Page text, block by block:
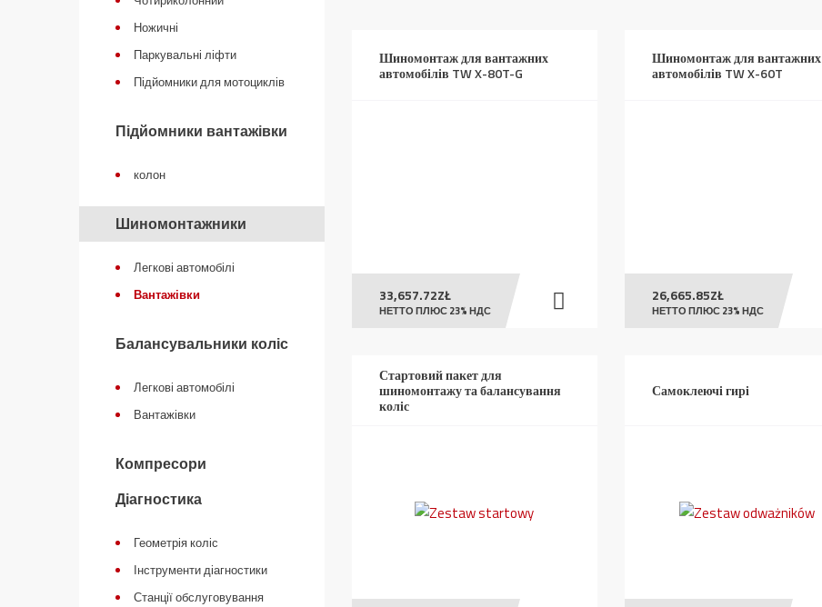
Ножичні
Паркувальні ліфти
Підйомники для мотоциклів
Підйомники вантажівки
колон
Шиномонтажники
Легкові автомобілі
Вантажівки
Балансувальники коліс
Легкові автомобілі
Вантажівки
Компресори
Діагностика
Геометрія коліс
Інструменти діагностики
Станції обслуговування
low
Шиномонтаж для вантажних
автомобілів TW X-80T-G
33,657.72ZŁ
НЕТТО ПЛЮС 23% НДС
Шиномонтаж для вантажних
автомобілів TW X-60T
26,665.85ZŁ
НЕТТО ПЛЮС 23% НДС
Стартовий пакет для
шиномонтажу та балансування
коліс
Самоклеючі гирі